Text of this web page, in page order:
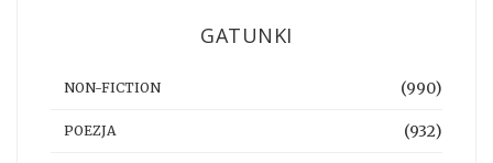
GATUNKI
NON-FICTION (990)
POEZJA (932)